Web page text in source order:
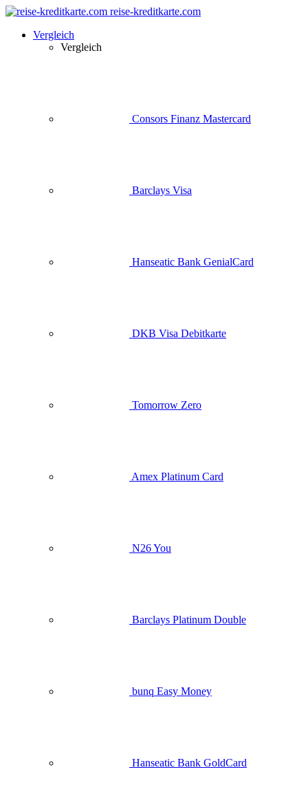
reise-kreditkarte.com
Vergleich
Vergleich
Consors Finanz Mastercard
Barclays Visa
Hanseatic Bank GenialCard
DKB Visa Debitkarte
Tomorrow Zero
Amex Platinum Card
N26 You
Barclays Platinum Double
bunq Easy Money
Hanseatic Bank GoldCard